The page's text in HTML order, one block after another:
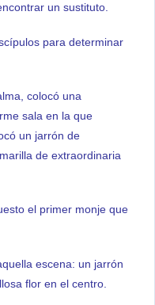
un sustituto.
para determinar
colocó una
sala en la que
un jarrón de
de extraordinaria
el primer monje que
escena: un jarrón
flor en el centro.